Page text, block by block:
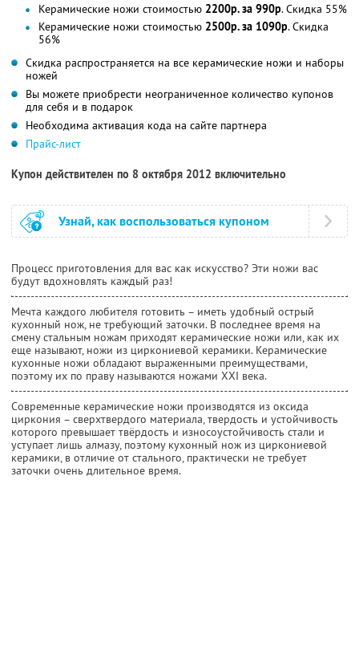
Керамические ножи стоимостью 2200р. за 990р. Скидка 55%
Керамические ножи стоимостью 2500р. за 1090р. Скидка
56%
Скидка распространяется на все керамические ножи и наборы
ножей
Вы можете приобрести неограниченное количество купонов
для себя и в подарок
Необходима активация кода на сайте партнера
Прайс-лист
Купон действителен по 8 октября 2012 включительно
Узнай, как воспользоваться купоном
Процесс приготовления для вас как искусство? Эти ножи вас
будут вдохновлять каждый раз!
Мечта каждого любителя готовить – иметь удобный острый
кухонный нож, не требующий заточки. В последнее время на
смену стальным ножам приходят керамические ножи или, как их
еще называют, ножи из циркониевой керамики. Керамические
кухонные ножи обладают выраженными преимуществами,
поэтому их по праву называются ножами XXI века.
Современные керамические ножи производятся из оксида
циркония – сверхтвердого материала, твердость и устойчивость
которого превышает твёрдость и износоустойчивость стали и
уступает лишь алмазу, поэтому кухонный нож из циркониевой
керамики, в отличие от стального, практически не требует
заточки очень длительное время.